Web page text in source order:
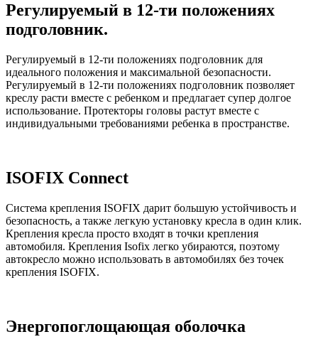
Регулируемый в 12-ти положениях
подголовник.
Регулируемый в 12-ти положениях подголовник для
идеального положения и максимальной безопасности.
Регулируемый в 12-ти положениях подголовник позволяет
креслу расти вместе с ребенком и предлагает супер долгое
использование. Протекторы головы растут вместе с
индивидуальными требованиями ребенка в пространстве.
ISOFIX Connect
Система крепления ISOFIX дарит большую устойчивость и
безопасность, а также легкую установку кресла в один клик.
Крепления кресла просто входят в точки крепления
автомобиля. Крепления Isofix легко убираются, поэтому
автокресло можно использовать в автомобилях без точек
крепления ISOFIX.
Энергопоглощающая оболочка